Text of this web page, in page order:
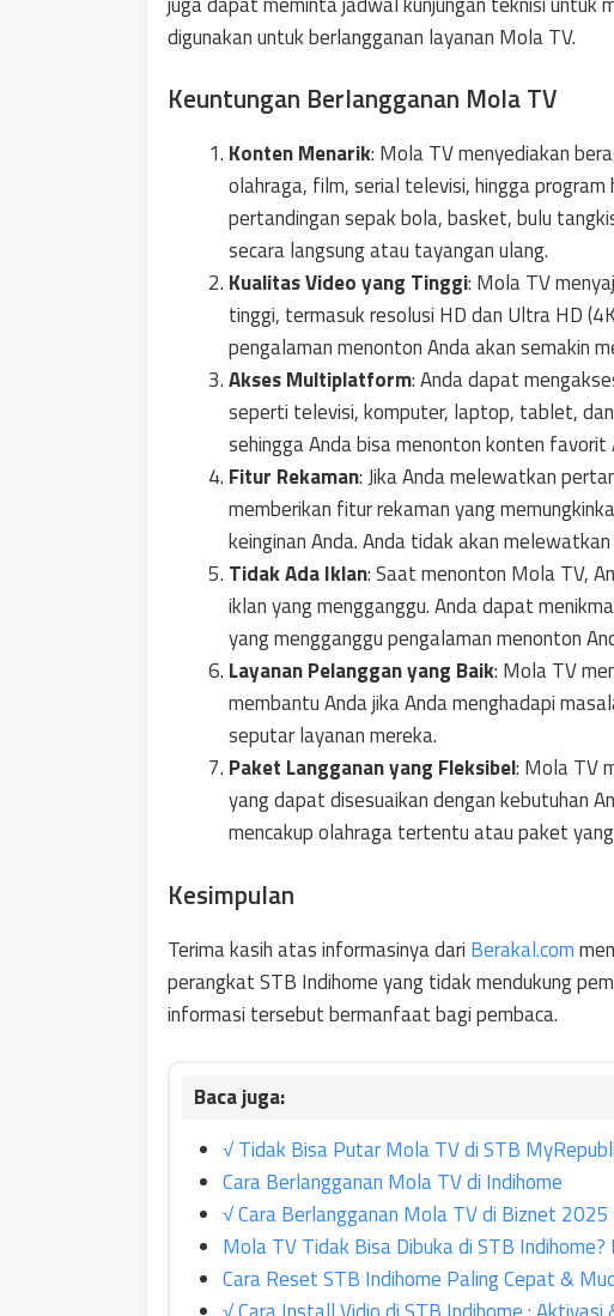
digunakan untuk berlangganan layanan Mola TV.
Keuntungan Berlangganan Mola TV
Konten Menarik: Mola TV menyediakan
olahraga, film, serial televisi, hingga
pertandingan sepak bola, basket, bulu
secara langsung atau tayangan ulang.
Kualitas Video yang Tinggi: Mola TV
tinggi, termasuk resolusi HD dan Ultra HD
pengalaman menonton Anda akan semakin
Akses Multiplatform: Anda dapat
seperti televisi, komputer, laptop, tablet,
sehingga Anda bisa menonton konten favorit
Fitur Rekaman: Jika Anda melewatkan
memberikan fitur rekaman yang
keinginan Anda. Anda tidak akan
Tidak Ada Iklan: Saat menonton Mola TV,
iklan yang mengganggu. Anda dapat
yang mengganggu pengalaman menonton
Layanan Pelanggan yang Baik: Mola TV
membantu Anda jika Anda menghadapi
seputar layanan mereka.
Paket Langganan yang Fleksibel: Mola TV
yang dapat disesuaikan dengan kebutuhan
mencakup olahraga tertentu atau paket
Kesimpulan
Terima kasih atas informasinya dari Berakal.com
perangkat STB Indihome yang tidak mendukung
informasi tersebut bermanfaat bagi pembaca.
√ Tidak Bisa Putar Mola TV di STB
Cara Berlangganan Mola TV di Indihome
√ Cara Berlangganan Mola TV di Biznet
Mola TV Tidak Bisa Dibuka di STB Indihome?
Cara Reset STB Indihome Paling Cepat &